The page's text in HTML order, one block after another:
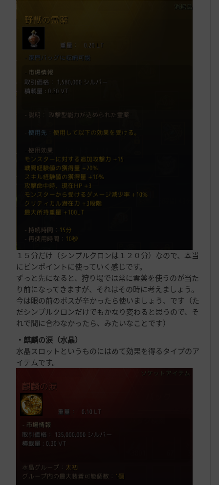
１５分だけ（シンプルクロンは１２０分）なので、本当
にピンポイントに使っていく感じです。
ずっと先になると、狩り場では常に霊薬を使うのが当た
り前になってきますが、それはその時に考えましょう。
今は眼の前のボスが辛かったら使いましょう、です（た
だシンプルクロンだけでもかなり変わると思うので、そ
れで間に合わなかったら、みたいなことです）
・麒麟の涙（水晶）
水晶スロットというものにはめて効果を得るタイプのア
イテムです。